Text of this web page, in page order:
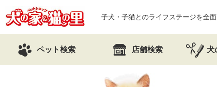
子犬・子猫とのライフステージを全
ペット検索 店舗検索 犬